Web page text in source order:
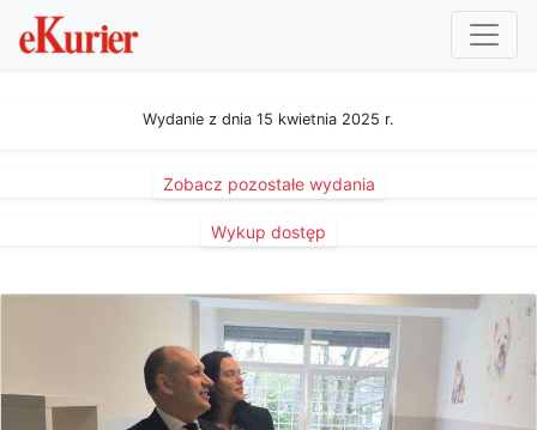
Wydanie z dnia 15 kwietnia 2025 r.
Zobacz pozostałe wydania
Wykup dostęp